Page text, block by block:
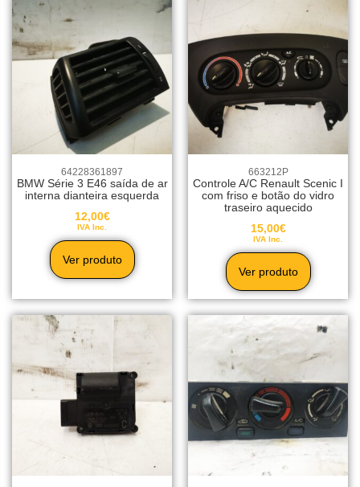
64228361897
BMW Série 3 E46 saída de ar
interna dianteira esquerda
12,00€
IVA Inc.
Ver produto
663212P
Controle A/C Renault Scenic I
com friso e botão do vidro
traseiro aquecido
15,00€
IVA Inc.
Ver produto